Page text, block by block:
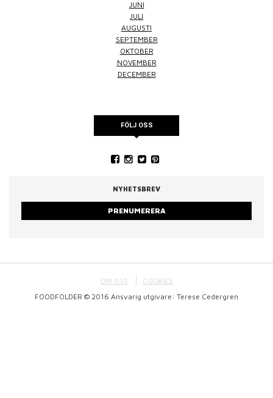
JUNI
JULI
AUGUSTI
SEPTEMBER
OKTOBER
NOVEMBER
DECEMBER
FÖLJ OSS
NYHETSBREV
PRENUMERERA
OM OSS
COOKIES
FOODFOLDER © 2016 Ansvarig utgivare: Terese Cedergren